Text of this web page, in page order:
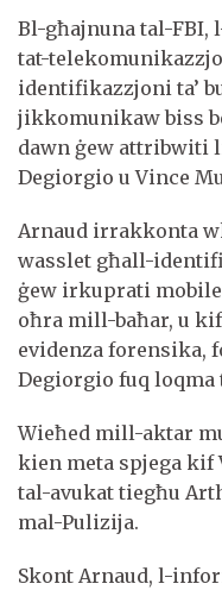
Bl-għajnuna tal-FBI,
tat-
identifikazzjoni ta’
jikkomunikaw biss
dawn ġew attribwiti
Degiorgio u Vince
Arnaud irrakkonta
wasslet għall-
ġew irkuprati mobile
oħra mill-baħar, u
evidenza forensika,
Degiorgio fuq loqma
Wieħed mill-aktar
kien meta spjega kif
tal-avukat tiegħu
mal-Pulizija.
Skont Arnaud, l-